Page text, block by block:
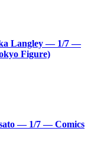
Langley — 1/7 —
Figure)
— 1/7 — Comics